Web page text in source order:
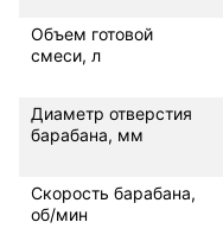
Объем готовой
смеси, л
Диаметр отверстия
барабана, мм
Скорость барабана,
об/мин